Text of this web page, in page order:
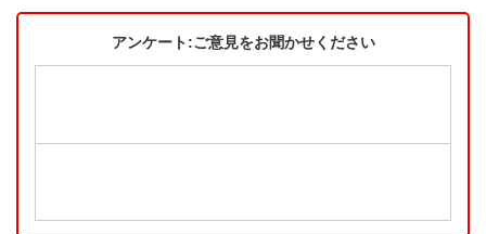
アンケート:ご意見をお聞かせください